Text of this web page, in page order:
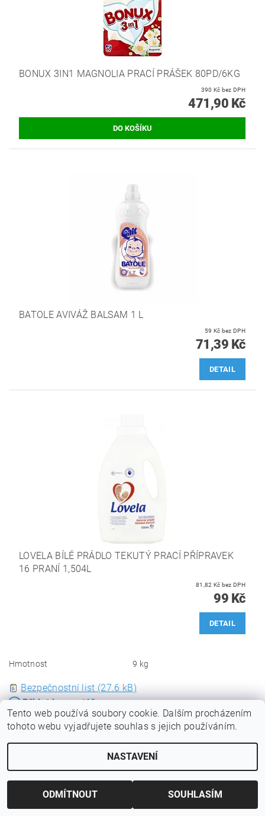
BONUX 3IN1 MAGNOLIA PRACÍ PRÁŠEK 80PD/6KG
390 Kč bez DPH
471,90 Kč
BATOLE AVIVÁŽ BALSAM 1 L
59 Kč bez DPH
71,39 Kč
DETAIL
LOVELA BÍLÉ PRÁDLO TEKUTÝ PRACÍ PŘÍPRAVEK
16 PRANÍ 1,504L
81,82 Kč bez DPH
99 Kč
DETAIL
Hmotnost 9 kg
Bezpečnostní list (27.6 kB)
Přidat komentář
MČ
Podvodníci
Marie Červená
22.5.2025 20:37
Do dneška prášek nemám ani peníze Nevrátili, starou babu okradli
ODPOVĚDĚT
Tento web používá soubory cookie. Dalším procházením
tohoto webu vyjadřujete souhlas s jejich používáním.
NASTAVENÍ
ODMÍTNOUT SOUHLASÍM